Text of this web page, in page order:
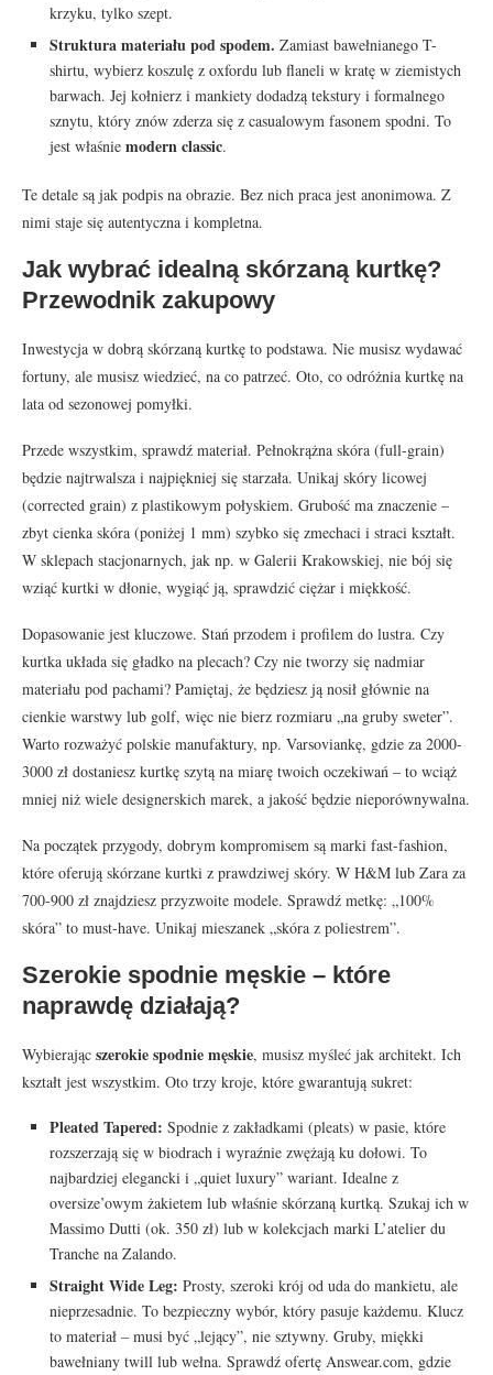
krzyku, tylko szept.
Struktura materiału pod spodem. Zamiast bawełnianego T-
shirtu, wybierz koszulę z oxfordu lub flaneli w kratę w ziemistych
barwach. Jej kołnierz i mankiety dodadzą tekstury i formalnego
sznytu, który znów zderza się z casualowym fasonem spodni. To
jest właśnie modern classic.
Te detale są jak podpis na obrazie. Bez nich praca jest anonimowa. Z
nimi staje się autentyczna i kompletna.
Jak wybrać idealną skórzaną kurtkę?
Przewodnik zakupowy
Inwestycja w dobrą skórzaną kurtkę to podstawa. Nie musisz wydawać
fortuny, ale musisz wiedzieć, na co patrzeć. Oto, co odróżnia kurtkę na
lata od sezonowej pomyłki.
Przede wszystkim, sprawdź materiał. Pełnokrążna skóra (full-grain)
będzie najtrwalsza i najpiękniej się starzała. Unikaj skóry licowej
(corrected grain) z plastikowym połyskiem. Grubość ma znaczenie –
zbyt cienka skóra (poniżej 1 mm) szybko się zmechaci i straci kształt.
W sklepach stacjonarnych, jak np. w Galerii Krakowskiej, nie bój się
wziąć kurtki w dłonie, wygiąć ją, sprawdzić ciężar i miękkość.
Dopasowanie jest kluczowe. Stań przodem i profilem do lustra. Czy
kurtka układa się gładko na plecach? Czy nie tworzy się nadmiar
materiału pod pachami? Pamiętaj, że będziesz ją nosił głównie na
cienkie warstwy lub golf, więc nie bierz rozmiaru „na gruby sweter”.
Warto rozważyć polskie manufaktury, np. Varsoviankę, gdzie za 2000-
3000 zł dostaniesz kurtkę szytą na miarę twoich oczekiwań – to wciąż
mniej niż wiele designerskich marek, a jakość będzie nieporównywalna.
Na początek przygody, dobrym kompromisem są marki fast-fashion,
które oferują skórzane kurtki z prawdziwej skóry. W H&M lub Zara za
700-900 zł znajdziesz przyzwoite modele. Sprawdź metkę: „100%
skóra” to must-have. Unikaj mieszanek „skóra z poliestrem”.
Szerokie spodnie męskie – które
naprawdę działają?
Wybierając szerokie spodnie męskie, musisz myśleć jak architekt. Ich
kształt jest wszystkim. Oto trzy kroje, które gwarantują sukret:
Pleated Tapered: Spodnie z zakładkami (pleats) w pasie, które
rozszerzają się w biodrach i wyraźnie zwężają ku dołowi. To
najbardziej elegancki i „quiet luxury” wariant. Idealne z
oversize’owym żakietem lub właśnie skórzaną kurtką. Szukaj ich w
Massimo Dutti (ok. 350 zł) lub w kolekcjach marki L’atelier du
Tranche na Zalando.
Straight Wide Leg: Prosty, szeroki krój od uda do mankietu, ale
nieprzesadnie. To bezpieczny wybór, który pasuje każdemu. Klucz
to materiał – musi być „lejący”, nie sztywny. Gruby, miękki
bawełniany twill lub wełna. Sprawdź ofertę Answear.com, gdzie